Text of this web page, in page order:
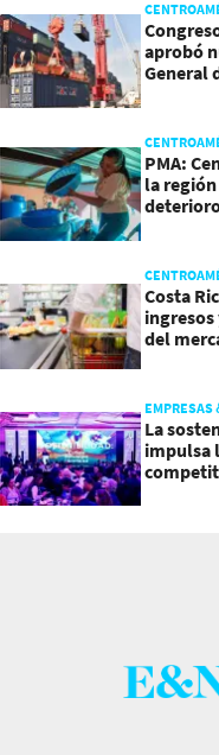
aprobó
General
PMA:
la
Costa
del
La
impulsa